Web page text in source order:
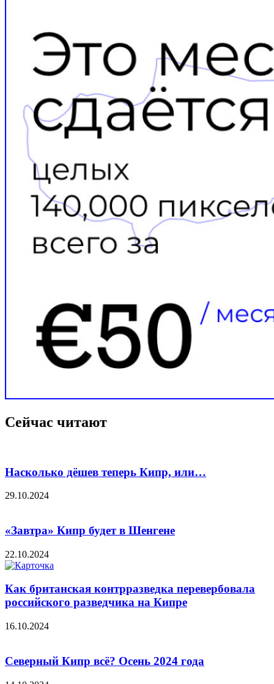
Сейчас читают
Насколько дёшев теперь Кипр, или…
29.10.2024
«Завтра» Кипр будет в Шенгене
22.10.2024
Как британская контрразведка перевербовала
российского разведчика на Кипре
16.10.2024
Северный Кипр всё? Осень 2024 года